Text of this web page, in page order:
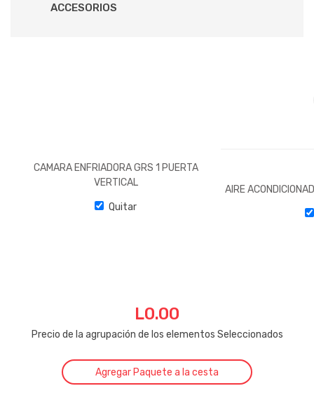
ACCESORIOS
CAMARA ENFRIADORA GRS 1 PUERTA
VERTICAL
Quitar
AIRE
L0.00
Precio de la agrupación de los elementos Seleccionados
Agregar Paquete a la cesta